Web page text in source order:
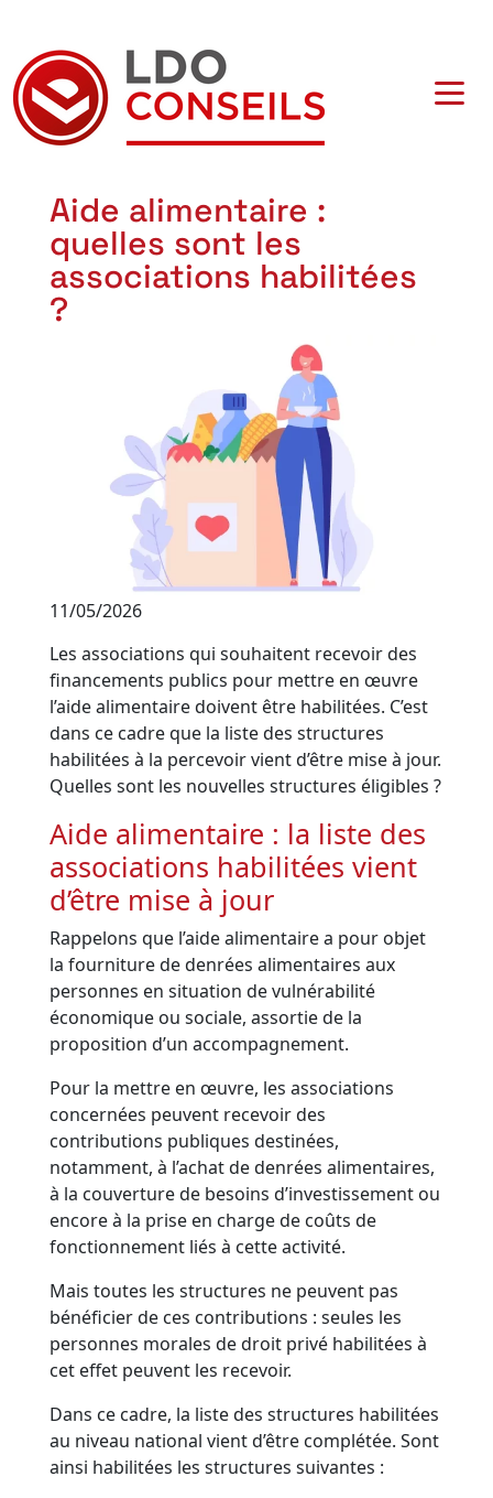
Navigation principale
Aide alimentaire :
quelles sont les
associations habilitées
?
11/05/2026
Les associations qui souhaitent recevoir des
financements publics pour mettre en œuvre
l’aide alimentaire doivent être habilitées. C’est
dans ce cadre que la liste des structures
habilitées à la percevoir vient d’être mise à jour.
Quelles sont les nouvelles structures éligibles ?
Aide alimentaire : la liste des
associations habilitées vient
d’être mise à jour
Rappelons que l’aide alimentaire a pour objet
la fourniture de denrées alimentaires aux
personnes en situation de vulnérabilité
économique ou sociale, assortie de la
proposition d’un accompagnement.
Pour la mettre en œuvre, les associations
concernées peuvent recevoir des
contributions publiques destinées,
notamment, à l’achat de denrées alimentaires,
à la couverture de besoins d’investissement ou
encore à la prise en charge de coûts de
fonctionnement liés à cette activité.
Mais toutes les structures ne peuvent pas
bénéficier de ces contributions : seules les
personnes morales de droit privé habilitées à
cet effet peuvent les recevoir.
Dans ce cadre, la liste des structures habilitées
au niveau national vient d’être complétée. Sont
ainsi habilitées les structures suivantes :